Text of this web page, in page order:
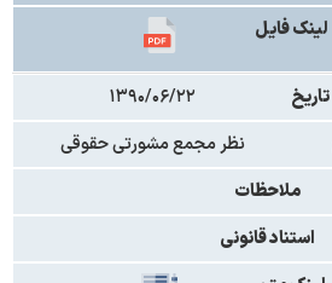
لینک فایل
تاریخ
۱۳۹۰/۰۶/۲۲
نظر مجمع مشورتی حقوقی
ملاحظات
استناد قانونی